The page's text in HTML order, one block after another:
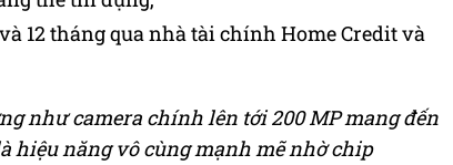
12 tháng qua nhà tài chính Home Credit và
như camera chính lên tới 200 MP mang đến
hiệu năng vô cùng mạnh mẽ nhờ chip